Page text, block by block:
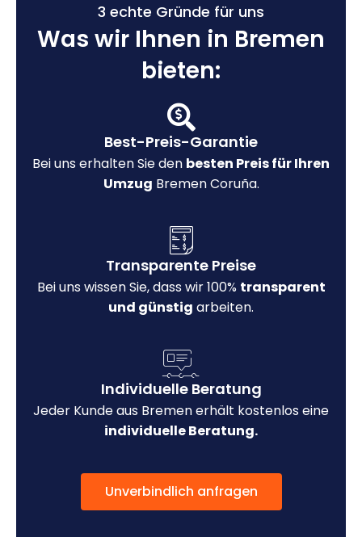
3 echte Gründe für uns
Was wir Ihnen in Bremen
bieten:
Best-Preis-Garantie
Bei uns erhalten Sie den besten Preis für Ihren
Umzug Bremen Coruña.
Transparente Preise
Bei uns wissen Sie, dass wir 100% transparent
und günstig arbeiten.
Individuelle Beratung
Jeder Kunde aus Bremen erhält kostenlos eine
individuelle Beratung.
Unverbindlich anfragen